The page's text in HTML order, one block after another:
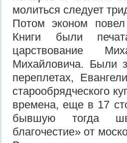
молиться следует
Потом эконом
Книги были
царствование
Михайловича. Были
переплетах,
старообрядческого
времена, еще в 17
бывшую тогда
благочестие» от